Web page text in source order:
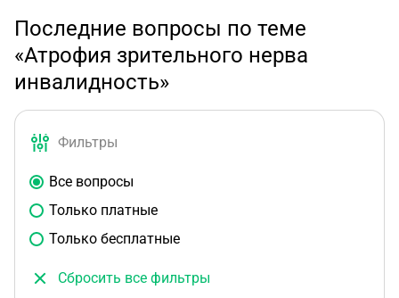
Последние вопросы по теме
«Атрофия зрительного нерва
инвалидность»
Фильтры
Все вопросы
Только платные
Только бесплатные
Сбросить все фильтры